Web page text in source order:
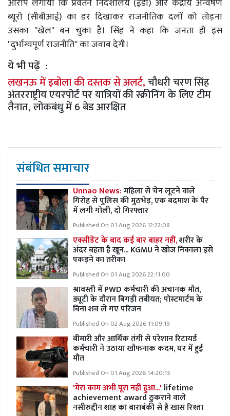
ब्यूरो (सीबीआई) का डर दिखाकर राजनीतिक दलों को तोड़ना
उसका ''खेल'' बन चुका है। सिंह ने कहा कि जनता ही इस
''दुर्भाग्यपूर्ण राजनीति'' का जवाब देगी।
ये भी पढ़ें :
लखनऊ में इबोला की दस्तक से अलर्ट,चौधरी चरण सिंह
अंतरराष्ट्रीय एयरपोर्ट पर यात्रियों की स्क्रीनिंग के लिए टीम
तैनात, लोकबंधु में 6 बेड आरक्षित
संबंधित समाचार
Unnao News:महिला से चेन लूटने वाले
गिरोह से पुलिस की मुठभेड़, एक बदमाश के पैर
में लगी गोली, दो गिरफ्तार
Published On 01 Aug 2026 12:22:08
एक्सीडेंट के बाद कई बार बाहर नहीं,शरीर के
अंदर बहता है खून... KGMU ने खोज निकाला इसे
पकड़ने का तरीका
Published On 01 Aug 2026 22:11:00
श्रावस्ती में PWD कर्मचारी की अचानक मौत,
ड्यूटी के दौरान बिगड़ी तबीयत; पोस्टमार्टम के
बिना शव ले गए परिजन
Published On 02 Aug 2026 11:09:19
बीमारी और आर्थिक तंगी से परेशान रिटायर्ड
कर्मचारी ने उठाया खौफनाक कदम, घर में हुई
मौत
Published On 01 Aug 2026 14:20:15
'मेरा काम अभी पूरा नहीं हुआ...' lifetime
achievement award ठुकराने वाले
नसीरुद्दीन शाह का बाराबंकी से है खास रिश्ता